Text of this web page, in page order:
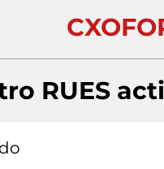
RUES